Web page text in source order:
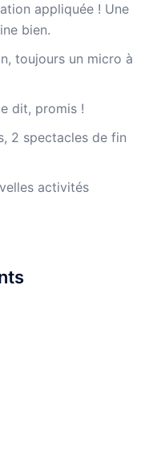
appliquée ! Une
bien.
toujours un micro à
dit, promis !
2 spectacles de fin
activités